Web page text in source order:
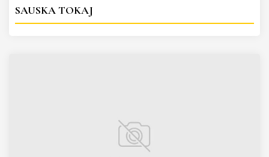
SAUSKA TOKAJ